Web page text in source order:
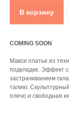
В корзину
COMING SOON
Макси платье из
подкладке. Эффект
застрачиванием
талию.
плечо и свободная